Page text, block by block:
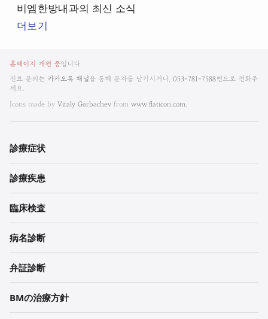
방
내
뉴
스
비엠한방내과의 최신 소식
더보기
비
엠
한
방
내
과
한
의
원
각
주
홈페이지 개편 중입니다.
진료 문의는 카카오톡 채널을 통해 문자를 남기시거나, 053-781-7588번으로 전화주
세요.
Icons made by Vitaly Gorbachev from www.flaticon.com.
診療症状
診療疾患
臨床検査
病名診断
弁証診断
BMの治療方針